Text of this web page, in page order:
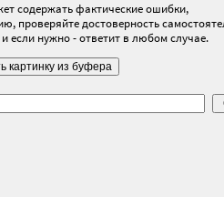
содержать фактические ошибки,
проверяйте достоверность
если нужно - ответит в любом случае.